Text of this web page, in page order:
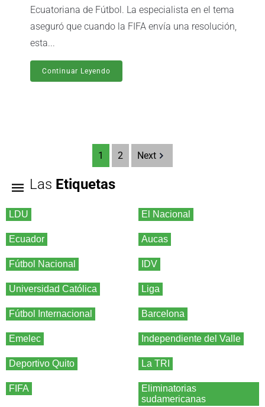
Ecuatoriana de Fútbol. La especialista en el tema
aseguró que cuando la FIFA envía una resolución,
esta...
Continuar Leyendo
1 2 Next
Las Etiquetas
LDU El Nacional
Ecuador Aucas
Fútbol Nacional IDV
Universidad Católica Liga
Fútbol Internacional Barcelona
Emelec Independiente del Valle
Deportivo Quito La TRI
FIFA
Eliminatorias
sudamericanas